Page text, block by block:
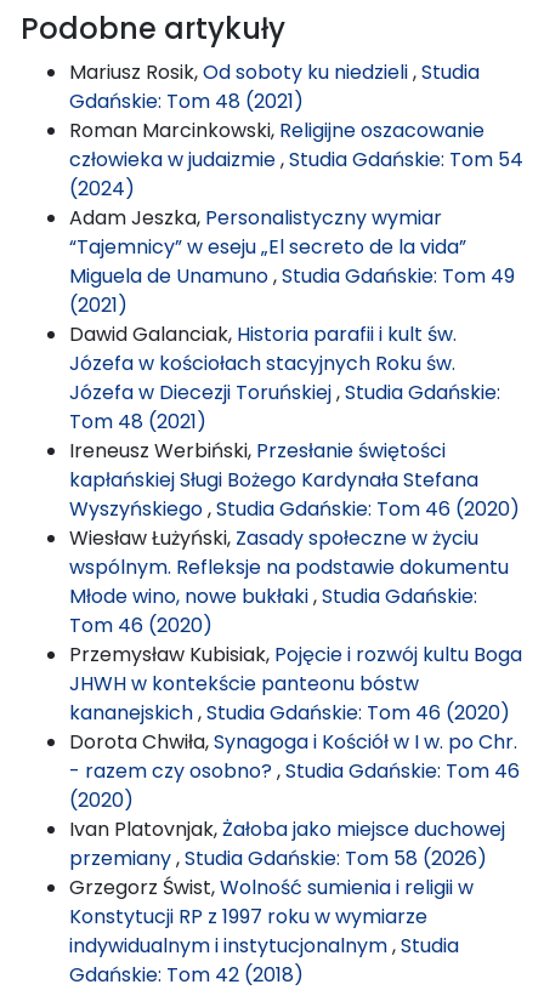
Podobne artykuły
Mariusz Rosik,Od soboty ku niedzieli,Studia
Gdańskie: Tom 48 (2021)
Roman Marcinkowski, Religijne oszacowanie
człowieka w judaizmie,Studia Gdańskie: Tom 54
(2024)
Adam Jeszka, Personalistyczny wymiar
“Tajemnicy” w eseju „El secreto de la vida”
Miguela de Unamuno,Studia Gdańskie: Tom 49
(2021)
Dawid Galanciak, Historia parafii i kult św.
Józefa w kościołach stacyjnych Roku św.
Józefa w Diecezji Toruńskiej,Studia Gdańskie:
Tom 48 (2021)
Ireneusz Werbiński, Przesłanie świętości
kapłańskiej Sługi Bożego Kardynała Stefana
Wyszyńskiego,Studia Gdańskie: Tom 46 (2020)
Wiesław Łużyński, Zasady społeczne w życiu
wspólnym. Refleksje na podstawie dokumentu
Młode wino, nowe bukłaki,Studia Gdańskie:
Tom 46 (2020)
Przemysław Kubisiak, Pojęcie i rozwój kultu Boga
JHWH w kontekście panteonu bóstw
kananejskich,Studia Gdańskie: Tom 46 (2020)
Dorota Chwiła,Synagoga i Kościół w I w. po Chr.
- razem czy osobno?,Studia Gdańskie: Tom 46
(2020)
Ivan Platovnjak,Żałoba jako miejsce duchowej
przemiany,Studia Gdańskie: Tom 58 (2026)
Grzegorz Świst,Wolność sumienia i religii w
Konstytucji RP z 1997 roku w wymiarze
indywidualnym i instytucjonalnym,Studia
Gdańskie: Tom 42 (2018)